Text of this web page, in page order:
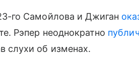
го Самойлова и Джиган
Рэпер неоднократно
слухи об изменах.